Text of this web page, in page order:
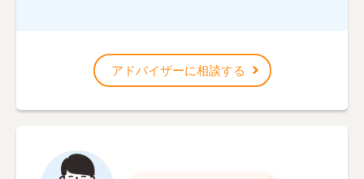
アドバイザーに相談する